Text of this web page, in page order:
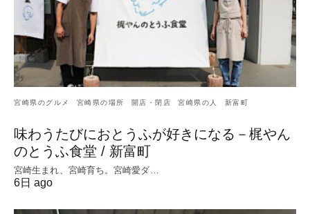
宮崎県のグルメ 宮崎県の場所 開店・閉店 宮崎県の人 新富町
味わうたびにおとうふが好きになる－梶やん
のとうふ食堂 / 新富町
宮崎生まれ、宮崎育ち。宮崎愛ダ…
6日 ago